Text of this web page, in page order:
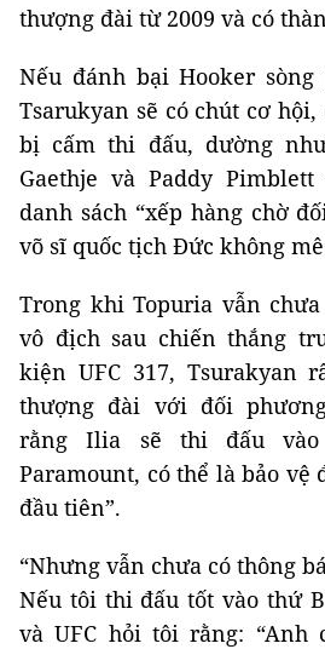
thượng đài từ 2009 và có
Nếu đánh bại Hooker
Tsarukyan sẽ có chút cơ
bị cấm thi đấu, dường
Gaethje và Paddy
danh sách “xếp hàng chờ
võ sĩ quốc tịch Đức không
Trong khi Topuria vẫn
vô địch sau chiến thắng
kiện UFC 317, Tsurakyan
thượng đài với đối
rằng Ilia sẽ thi đấu vào
Paramount, có thể là bảo vệ
đầu tiên”.
“Nhưng vẫn chưa có thông
Nếu tôi thi đấu tốt vào thứ
và UFC hỏi tôi rằng: “Anh